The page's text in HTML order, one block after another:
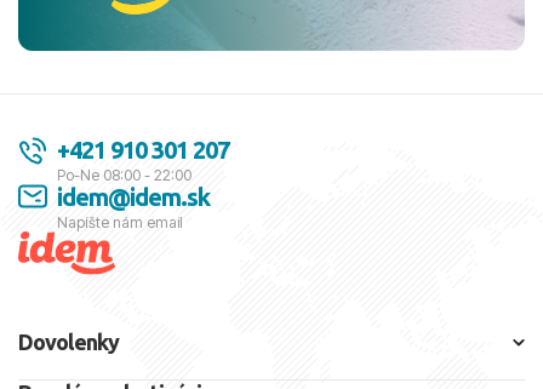
+421 910 301 207
Po-Ne 08:00 - 22:00
idem@idem.sk
Napíšte nám email
Dovolenky